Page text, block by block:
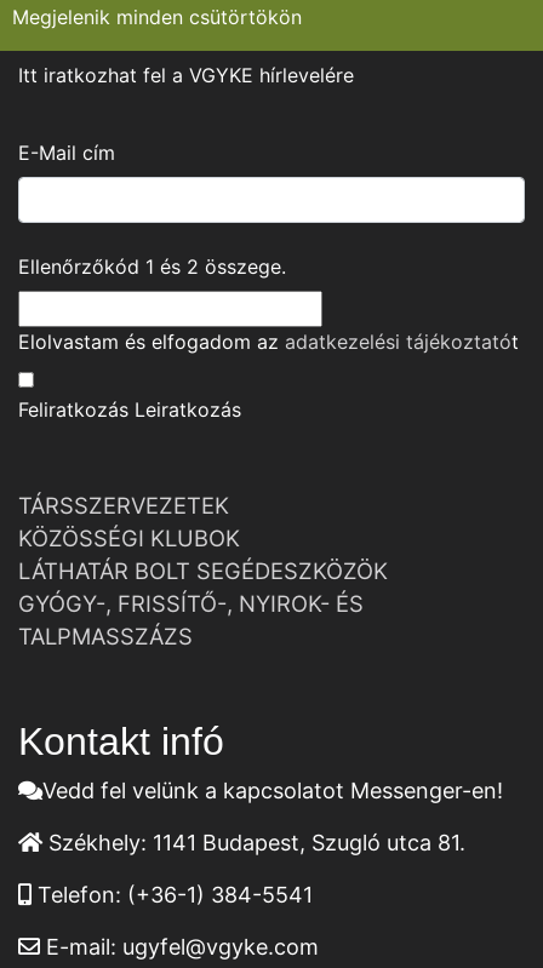
Megjelenik minden csütörtökön
Itt iratkozhat fel a VGYKE hírlevelére
E-Mail cím
Ellenőrzőkód 1 és 2 összege.
Elolvastam és elfogadom az adatkezelési tájékoztatót
Feliratkozás Leiratkozás
TÁRSSZERVEZETEK
KÖZÖSSÉGI KLUBOK
LÁTHATÁR BOLT SEGÉDESZKÖZÖK
GYÓGY-, FRISSÍTŐ-, NYIROK- ÉS
TALPMASSZÁZS
Kontakt infó
Vedd fel velünk a kapcsolatot Messenger-en!
Székhely: 1141 Budapest, Szugló utca 81.
Telefon: (+36-1) 384-5541
E-mail: ugyfel@vgyke.com